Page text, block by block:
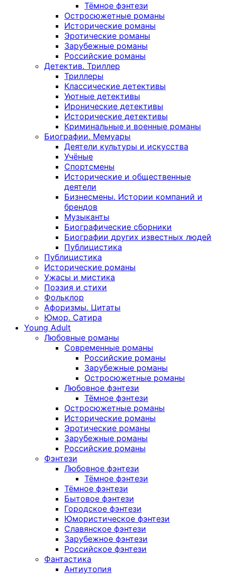
Тёмное фэнтези
Остросюжетные романы
Исторические романы
Эротические романы
Зарубежные романы
Российские романы
Детектив. Триллер
Триллеры
Классические детективы
Уютные детективы
Иронические детективы
Исторические детективы
Криминальные и военные романы
Биографии. Мемуары
Деятели культуры и искусства
Учёные
Спортсмены
Исторические и общественные
деятели
Бизнесмены. Истории компаний и
брендов
Музыканты
Биографические сборники
Биографии других известных людей
Публицистика
Публицистика
Исторические романы
Ужасы и мистика
Поэзия и стихи
Фольклор
Афоризмы. Цитаты
Юмор. Сатира
Young Adult
Любовные романы
Современные романы
Российские романы
Зарубежные романы
Остросюжетные романы
Любовное фэнтези
Тёмное фэнтези
Остросюжетные романы
Исторические романы
Эротические романы
Зарубежные романы
Российские романы
Фэнтези
Любовное фэнтези
Тёмное фэнтези
Тёмное фэнтези
Бытовое фэнтези
Городское фэнтези
Юмористическое фэнтези
Славянское фэнтези
Зарубежное фэнтези
Российское фэнтези
Фантастика
Антиутопия